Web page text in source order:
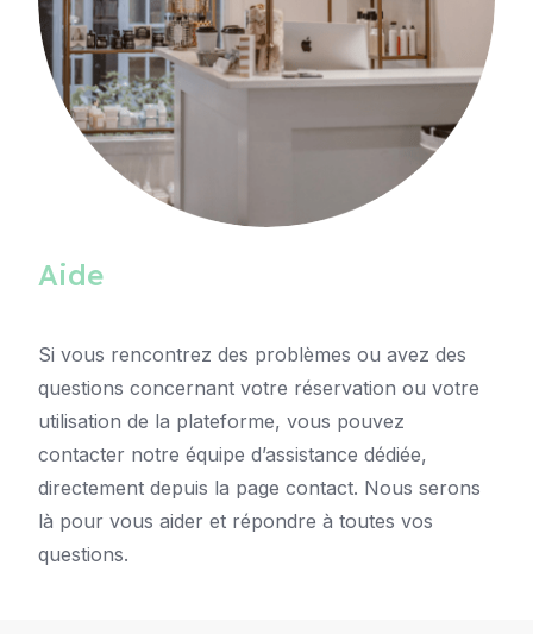
Aide
Si vous rencontrez des problèmes ou avez des
questions concernant votre réservation ou votre
utilisation de la plateforme, vous pouvez
contacter notre équipe d’assistance dédiée,
directement depuis la page contact. Nous serons
là pour vous aider et répondre à toutes vos
questions.